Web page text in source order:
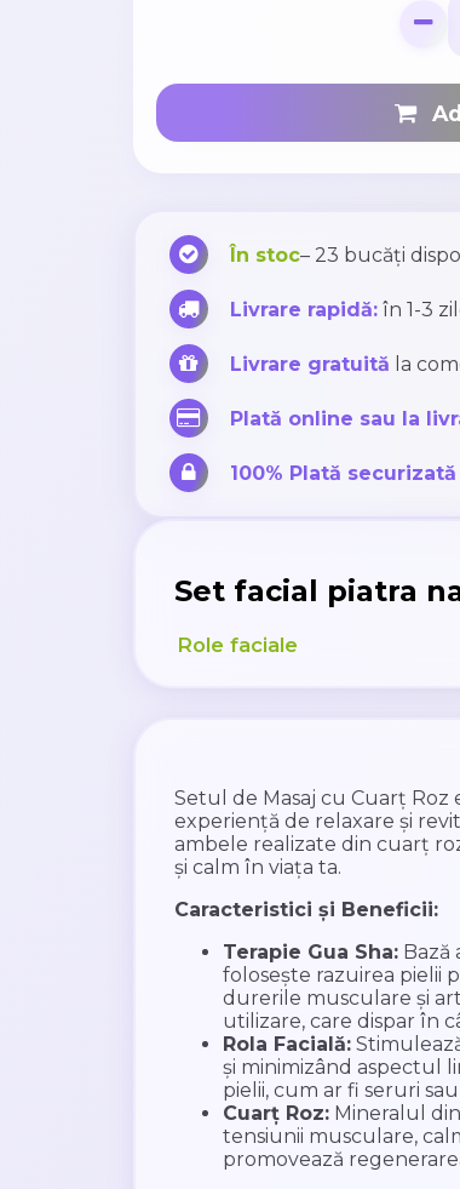
În stoc– 23 bucăți
Livrare rapidă:în 1-3
Livrare gratuită la
Plată online sau la
100% Plată securizată
Set facial piatra
Role faciale
Setul de Masaj cu Cuarț
experiență de relaxare și
ambele realizate din cuarț
și calm în viața ta.
Caracteristici și Beneficii:
Terapie Gua Sha:Bază
folosește razuirea pielii
durerile musculare și
utilizare, care dispar în
Rola Facială:
și minimizând aspectul
pielii, cum ar fi seruri
Cuarț Roz:Mineralul din
tensiunii musculare,
promovează